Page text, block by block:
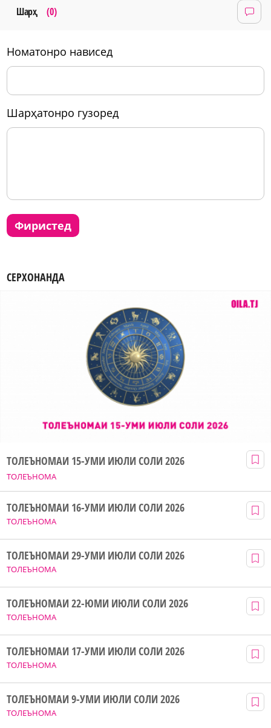
Шарҳ (0)
номатонро нависед
шарҳатонро гузоред
фиристед
СЕРХОНАНДА
ТОЛЕЪНОМА
ТОЛЕЪНОМАИ 15-УМИ ИЮЛИ СОЛИ 2026
ТОЛЕЪНОМА
ТОЛЕЪНОМАИ 16-УМИ ИЮЛИ СОЛИ 2026
ТОЛЕЪНОМА
ТОЛЕЪНОМАИ 29-УМИ ИЮЛИ СОЛИ 2026
ТОЛЕЪНОМА
ТОЛЕЪНОМАИ 22-ЮМИ ИЮЛИ СОЛИ 2026
ТОЛЕЪНОМА
ТОЛЕЪНОМАИ 17-УМИ ИЮЛИ СОЛИ 2026
ТОЛЕЪНОМА
ТОЛЕЪНОМАИ 9-УМИ ИЮЛИ СОЛИ 2026